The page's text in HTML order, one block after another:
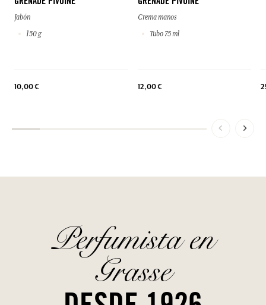
Jabón
150 g
10,00 €
Crema manos
Tubo 75 ml
12,00 €
Perfumista en
Grasse